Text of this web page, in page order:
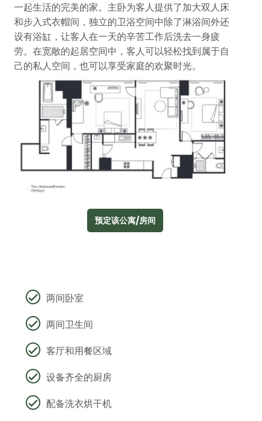
一起生活的完美的家。主卧为客人提供了加大双人床
和步入式衣帽间，独立的卫浴空间中除了淋浴间外还
设有浴缸，让客人在一天的辛苦工作后洗去一身疲
劳。在宽敞的起居空间中，客人可以轻松找到属于自
己的私人空间，也可以享受家庭的欢聚时光。
预定该公寓/房间
两间卧室
两间卫生间
客厅和用餐区域
设备齐全的厨房
配备洗衣烘干机